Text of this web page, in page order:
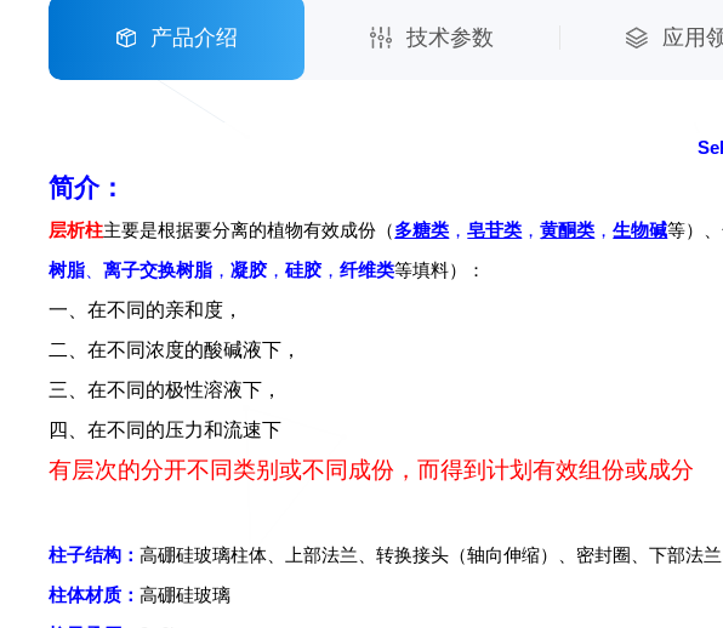
产品介绍 技术参数 应用
简介：
层析柱主要是根据要分离的植物有效成份（多糖类 ，皂苷类 ，黄酮类 ，生物碱等）
树脂 、离子交换树脂 ，凝胶，硅胶，纤维类等填料）：
一、在不同的亲和度，
二、在不同浓度的酸碱液下，
三、在不同的极性溶液下，
四、在不同的压力和流速下
有层次的分开不同类别或不同成份，而得到计划有效组份或成分
柱子结构：高硼硅玻璃柱体、上部法兰、转换接头（轴向伸缩）、密封圈、下部法兰
柱体材质：高硼硅玻璃